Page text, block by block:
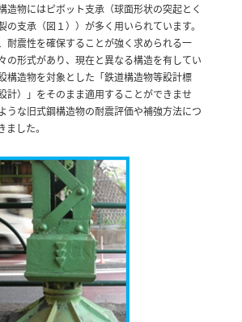
造物にはピボット支承（球面形状の突起とく
の支承（図１））が多く用いられています。
耐震性を確保することが強く求められる一
の形式があり、現在と異なる構造を有してい
構造物を対象とした「鉄道構造物等設計標
計）」をそのまま適用することができませ
うな旧式鋼構造物の耐震評価や補強方法につ
した。